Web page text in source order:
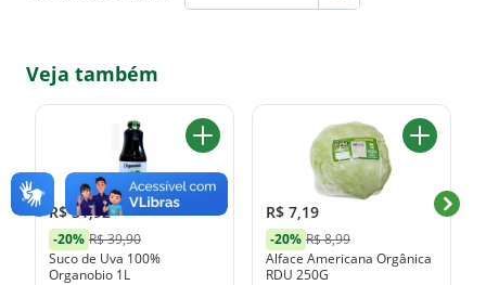
Veja também
R$ 31,92
-20% R$ 39,90
Suco de Uva 100%
Organobio 1L
R$ 7,19
-20% R$ 8,99
Alface Americana Orgânica
RDU 250G